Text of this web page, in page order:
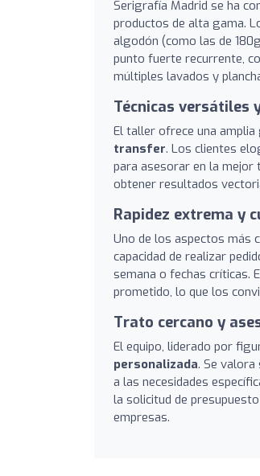
Serigrafía Madrid se ha
productos de alta gama.
algodón (como las de
punto fuerte recurrente,
múltiples lavados y
Técnicas versátiles
El taller ofrece una amplia
transfer. Los clientes
para asesorar en la mejor
obtener resultados
Rapidez extrema y
Uno de los aspectos más
capacidad de realizar
semana o fechas críticas.
prometido, lo que los
Trato cercano y
El equipo, liderado por
personalizada. Se valora
a las necesidades
la solicitud de
empresas.